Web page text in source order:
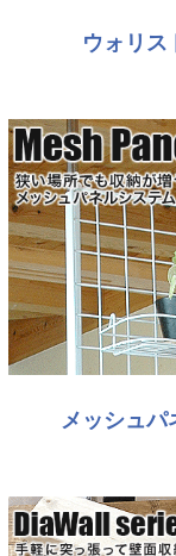
ウォリス
メッシュパ